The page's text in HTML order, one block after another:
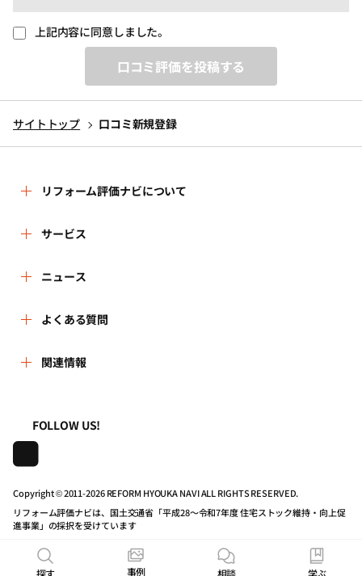
上記内容に同意しました。
口コミ評価を投稿する
サイトトップ 口コミ新規登録
探す 事例 相談 学ぶ
リフォーム評価ナビについて
リフォーム評価ナビとは
運営体制
はじめての方へ
事務局へのお問い合せ
リフォーム会社一覧
住宅関連機関リンク集
リフォーム評価ナビPRO
サービス
リフォーム会社を探す
リフォーム事例を見る
リフォームを相談する
動画で学べるリフォームの基礎知識
マイページの活用
ニュース
新着情報
講習会・セミナー
よくある質問
よくある質問
動作推奨環境について
公式バナーのダウンロード
関連情報
株式会社日本建築住宅センター
FOLLOW US!
Copyright © 2011-2026 REFORM HYOUKA NAVI ALL RIGHTS RESERVED.
リフォーム評価ナビは、国土交通省「平成28～令和7年度 住宅ストック維持・向上促
進事業」の採択を受けています